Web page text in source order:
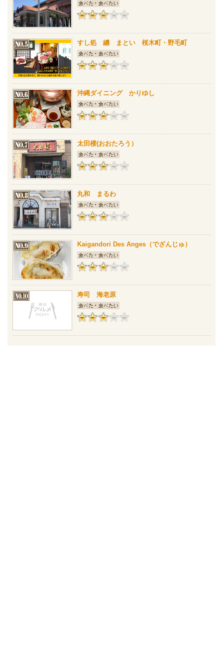
すし処 纏 まとい 桜木町・野毛町
沖縄ダイニング かりゆし
太田楼(おおたろう）
丸和 まるわ
Kaigandori Des Anges（でざんじゅ）
寿司 海老原